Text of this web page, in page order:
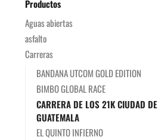
Productos
Aguas abiertas
asfalto
Carreras
BANDANA UTCOM GOLD EDITION
BIMBO GLOBAL RACE
CARRERA DE LOS 21K CIUDAD DE
GUATEMALA
EL QUINTO INFIERNO